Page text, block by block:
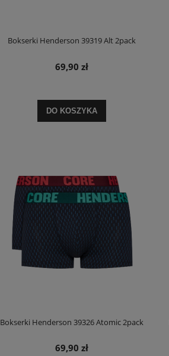
Bokserki Henderson 39319 Alt 2pack
69,90 zł
DO KOSZYKA
Bokserki Henderson 39326 Atomic 2pack
69,90 zł